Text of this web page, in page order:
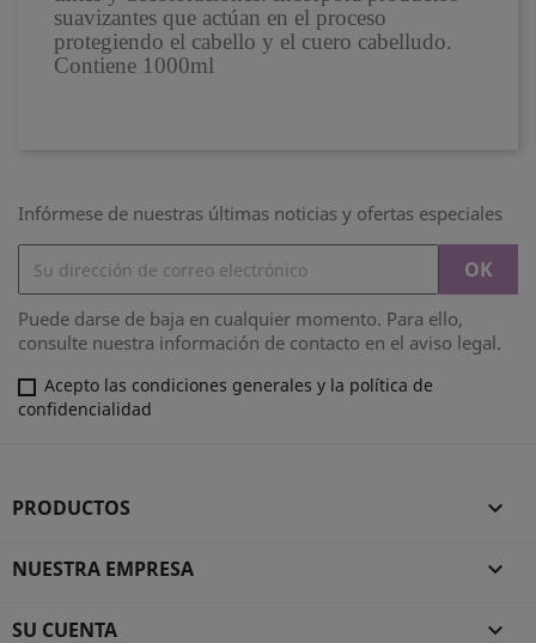
suavizantes que actúan en el proceso
protegiendo el cabello y el cuero cabelludo.
Contiene 1000ml
Infórmese de nuestras últimas noticias y ofertas especiales
Puede darse de baja en cualquier momento. Para ello,
consulte nuestra información de contacto en el aviso legal.
Acepto las condiciones generales y la política de
confidencialidad
PRODUCTOS 
NUESTRA EMPRESA 
SU CUENTA 